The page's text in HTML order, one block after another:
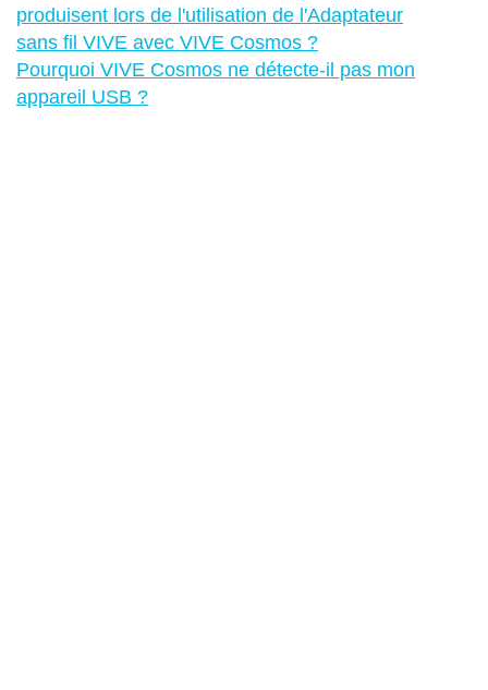
produisent lors de l'utilisation de l'Adaptateur
sans fil VIVE avec VIVE Cosmos ?
Pourquoi VIVE Cosmos ne détecte-il pas mon
appareil USB ?